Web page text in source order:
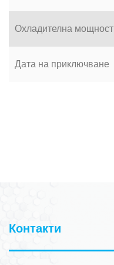
Охладителна мощност
Дата на приключване
Контакти